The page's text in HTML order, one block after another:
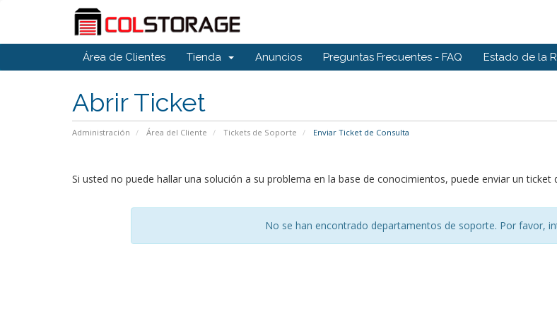
Área de Clientes Tienda Anuncios Preguntas Frecuentes - FAQ Estado de la
Abrir Ticket
Administración Área del Cliente Tickets de Soporte Enviar Ticket de Consulta
Si usted no puede hallar una solución a su problema en la base de conocimientos, puede enviar un
No se han encontrado departamentos de soporte. Por favor,